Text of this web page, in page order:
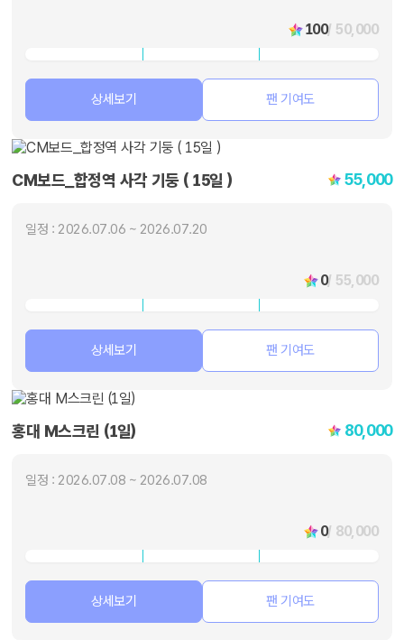
100/ 50,000
상세보기 팬 기여도
CM보드_합정역 사각 기둥 ( 15일 ) 55,000
일정 : 2026.07.06 ~ 2026.07.20
0/ 55,000
상세보기 팬 기여도
홍대 M스크린 (1일) 80,000
일정 : 2026.07.08 ~ 2026.07.08
0/ 80,000
상세보기 팬 기여도